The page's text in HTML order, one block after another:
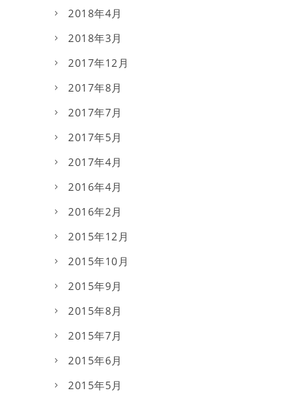
2018年4月
2018年3月
2017年12月
2017年8月
2017年7月
2017年5月
2017年4月
2016年4月
2016年2月
2015年12月
2015年10月
2015年9月
2015年8月
2015年7月
2015年6月
2015年5月